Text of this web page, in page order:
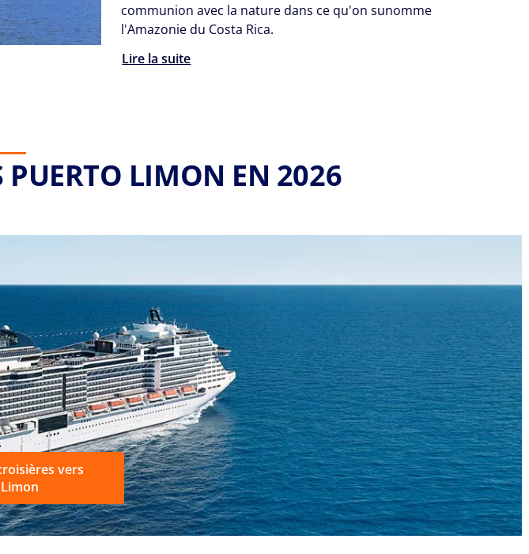
communion avec la nature dans ce qu'on sunomme
l'Amazonie du Costa Rica.
Lire la suite
PUERTO LIMON EN 2026
vers